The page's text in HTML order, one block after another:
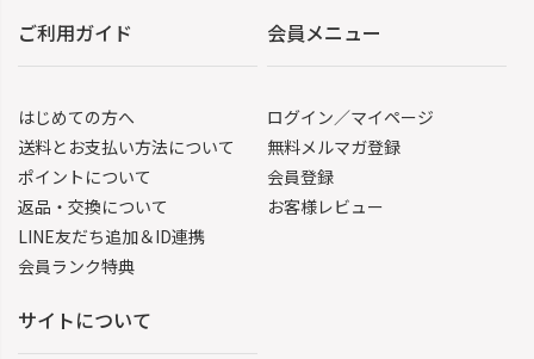
ご利用ガイド
はじめての方へ
送料とお支払い方法について
ポイントについて
返品・交換について
LINE友だち追加＆ID連携
会員ランク特典
会員メニュー
ログイン／マイページ
無料メルマガ登録
会員登録
お客様レビュー
サイトについて